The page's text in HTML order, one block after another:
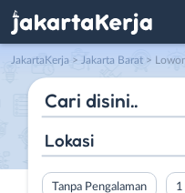
JakartaKerja > Jakarta Barat >
Lokasi
Tanpa Pengalaman 1